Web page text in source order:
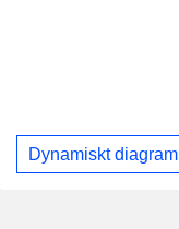
Dynamiskt diagram